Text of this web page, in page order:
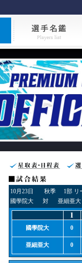
10月23日 秋季
1部 リ
國學院大
対 亜細亜大
國學院大 0
亜細亜大 0